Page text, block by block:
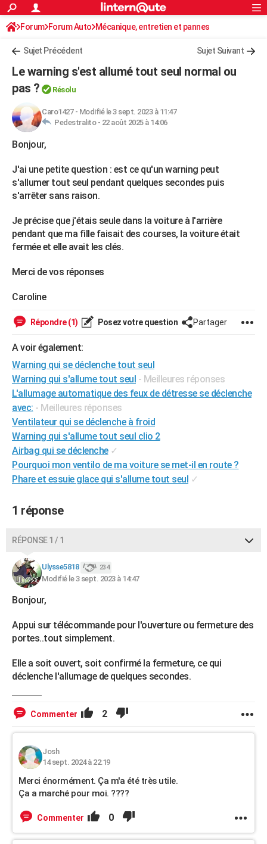
ACTUALITÉS
Politique
Société
Faits Divers
Education
Monde
Villes
+
Programme TV
Streaming
Sorties cinéma
Musique
FINANCE
Retraite
Impôts
Epargne
Immobilier
Risques naturels par ville
Banque
Assurance
Crédit
AUTO
Essais
Réserver un essai
Citadines
Berlines
SUV
Forum auto
HIGH-TECH
Forum
Aménagement intérieur
Extérieur
Cuisine
Salle de bains
Jardinage
Rangement
WEEK-END
Art de vivre
Bien-être
Loisirs
Mode
Modes de vie
SANTE
BONS PLANS
CARTE DE VOEUX
Carte de Noël
Carte Bonne année
Carte Saint-Valentin
Carte Pâques
Carte d'anniversaire
DICTIONNAIRE
Dictionnaire
Biographies
Citations
Expressions
Proverbes
PROGRAMME TV
COPAINS D'AVANT
S'inscrire
Se connecter
Lycées
Collèges
Primaires
Universités
Entreprises
Service militaire
Avis de recherche
AVIS DE DÉCÈS
FORUM
Rechercher
S'inscrire
Connexion
Forum Forum Auto Mécanique, entretien et pannes
Sujet Précédent Sujet Suivant
Le warning s'est allumé tout seul normal ou
pas ?
Résolu
Caro1427- Modifié le 3 sept. 2023 à 11:47
Pedestralito - 22 août 2025 à 14:06
Bonjour,
J'ai une petite question : est ce qu'un warning peut
s'allumer tout seul pendant quelques secondes puis
s'arrêter sans raison.
Je précise que j'étais seule dans la voiture à l'arrière
pendant que ma fille faisait des courses, la voiture était
fermée et elle avait les clés.
Merci de vos réponses
Caroline
Répondre (1) Posez votre question Partager
A voir également:
Warning qui se déclenche tout seul
Warning qui s'allume tout seul - Meilleures réponses
L'allumage automatique des feux de détresse se déclenche
avec: - Meilleures réponses
Ventilateur qui se déclenche à froid
Warning qui s'allume tout seul clio 2
Airbag qui se déclenche ✓
Pourquoi mon ventilo de ma voiture se met-il en route ?
Phare et essuie glace qui s'allume tout seul ✓
1 réponse
RÉPONSE 1 / 1
Ulysse5818 234
Modifié le 3 sept. 2023 à 14:47
Bonjour,
Appui sur télécommande pour l'ouverture ou fermeture des
portes..tout simplement.
Elle a soit ouvert, soit confirmé la fermeture, ce qui
déclenche l'allumage de quelques secondes.
Commenter 2
Josh
14 sept. 2024 à 22:19
Merci énormément. Ça m'a été très utile.
Ça a marché pour moi. ????
Commenter 0